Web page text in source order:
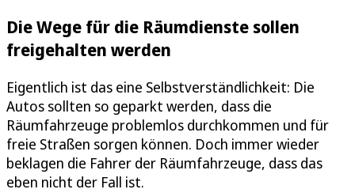
Die Wege für die Räumdienste sollen
freigehalten werden
Eigentlich ist das eine Selbstverständlichkeit: Die
Autos sollten so geparkt werden, dass die
Räumfahrzeuge problemlos durchkommen und für
freie Straßen sorgen können. Doch immer wieder
beklagen die Fahrer der Räumfahrzeuge, dass das
eben nicht der Fall ist.